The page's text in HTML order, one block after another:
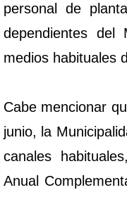
personal de
dependientes del
medios habituales
Cabe mencionar
junio, la
canales
Anual